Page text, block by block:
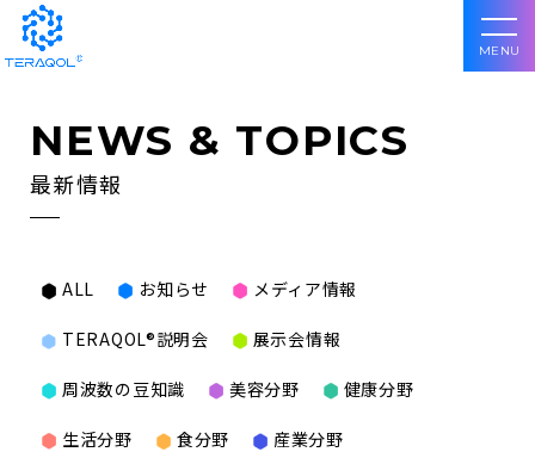
MENU
NEWS & TOPICS
最新情報
ALL お知らせ メディア情報
TERAQOL®説明会 展示会情報
周波数の豆知識 美容分野 健康分野
生活分野 食分野 産業分野